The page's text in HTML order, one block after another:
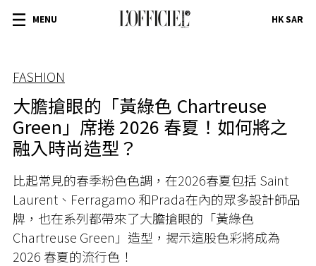
MENU HK SAR
FASHION
大膽搶眼的「黃綠色 Chartreuse
Green」席捲 2026 春夏！如何將之
融入時尚造型？
比起常見的春季粉色色調，在2026春夏包括 Saint
Laurent、Ferragamo 和Prada在內的眾多設計師品
牌，也在系列都帶來了大膽搶眼的「黃綠色
Chartreuse Green」造型，揭示這股色彩將成為
2026 春夏的流行色！